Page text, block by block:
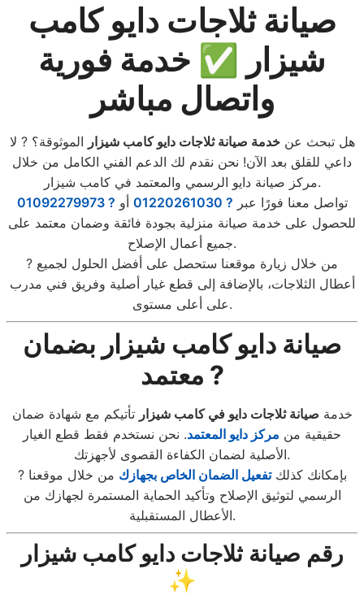
صيانة ثلاجات دايو كامب
شيزار ✅ خدمة فورية
واتصال مباشر
هل تبحث عنخدمة صيانة ثلاجات دايو كامب شيزار الموثوقة؟ ? لا
داعي للقلق بعد الآن! نحن نقدم لك الدعم الفني الكامل من خلال
مركز صيانة دايو الرسمي والمعتمد في كامب شيزار.
تواصل معنا فورًا عبر ? 01220261030 أو ? 01092279973
للحصول على خدمة صيانة منزلية بجودة فائقة وضمان معتمد على
جميع أعمال الإصلاح.
? من خلال زيارة موقعنا ستحصل على أفضل الحلول لجميع
أعطال الثلاجات، بالإضافة إلى قطع غيار أصلية وفريق فني مدرب
على أعلى مستوى.
صيانة دايو كامب شيزار بضمان
معتمد ?️
خدمة صيانة ثلاجات دايو في كامب شيزار تأتيكم مع شهادة ضمان
حقيقية من مركز دايو المعتمد. نحن نستخدم فقط قطع الغيار
الأصلية لضمان الكفاءة القصوى لأجهزتك.
? بإمكانك كذلكتفعيل الضمان الخاص بجهازك من خلال موقعنا
الرسمي لتوثيق الإصلاح وتأكيد الحماية المستمرة لجهازك من
الأعطال المستقبلية.
رقم صيانة ثلاجات دايو كامب شيزار
✨